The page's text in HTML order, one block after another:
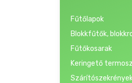
Fűtőlapok
Blokkfűtők,
Fűtőkosarak
Keringető